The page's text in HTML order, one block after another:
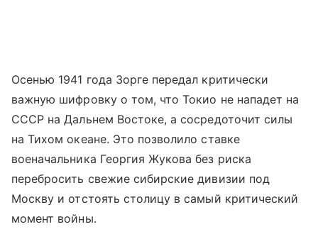
Осенью 1941 года Зорге передал критически
важную шифровку о том, что Токио не нападет на
СССР на Дальнем Востоке, а сосредоточит силы
на Тихом океане. Это позволило ставке
военачальника Георгия Жукова без риска
перебросить свежие сибирские дивизии под
Москву и отстоять столицу в самый критический
момент войны.